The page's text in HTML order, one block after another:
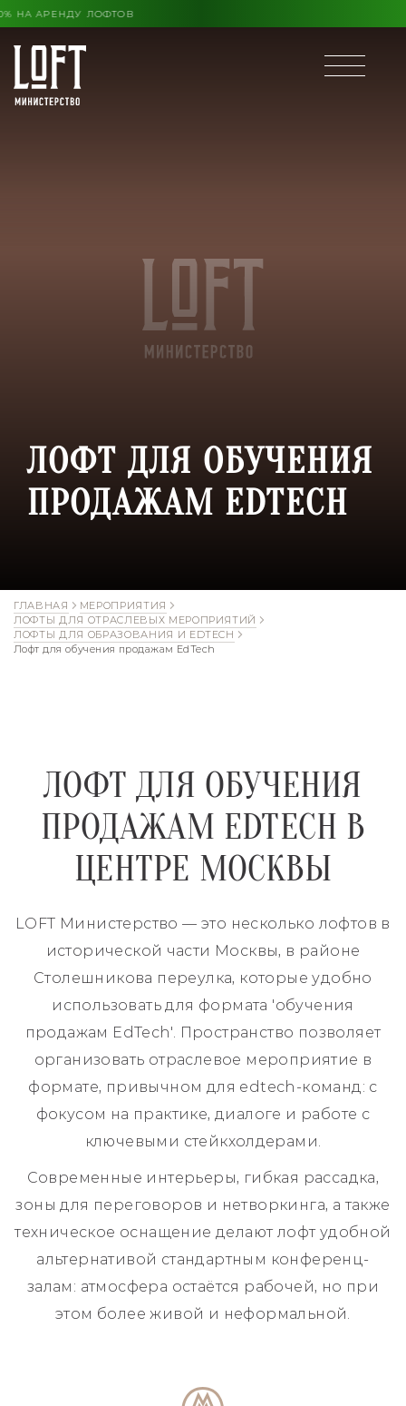
ЛЕТА ВЫГОДА ДО 30% НА АРЕНДУ ЛОФТОВ
ЛОФТ ДЛЯ ОБУЧЕНИЯ
ПРОДАЖАМ EDTECH
ГЛАВНАЯ
МЕРОПРИЯТИЯ
ЛОФТЫ ДЛЯ ОТРАСЛЕВЫХ МЕРОПРИЯТИЙ
ЛОФТЫ ДЛЯ ОБРАЗОВАНИЯ И EDTECH
Лофт для обучения продажам EdTech
ЛОФТ ДЛЯ ОБУЧЕНИЯ
ПРОДАЖАМ EDTECH В
ЦЕНТРЕ МОСКВЫ
LOFT Министерство — это несколько лофтов в
исторической части Москвы, в районе
Столешникова переулка, которые удобно
использовать для формата 'обучения
продажам EdTech'. Пространство позволяет
организовать отраслевое мероприятие в
формате, привычном для edtech-команд: с
фокусом на практике, диалоге и работе с
ключевыми стейкхолдерами.
Современные интерьеры, гибкая рассадка,
зоны для переговоров и нетворкинга, а также
техническое оснащение делают лофт удобной
альтернативой стандартным конференц-
залам: атмосфера остаётся рабочей, но при
этом более живой и неформальной.